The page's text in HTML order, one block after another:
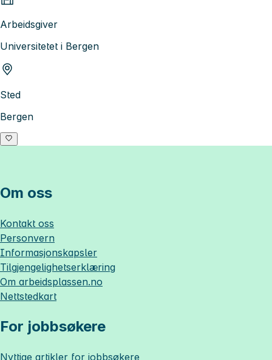
Arbeidsgiver
Universitetet i Bergen
Sted
Bergen
Om oss
Kontakt oss
Personvern
Informasjonskapsler
Tilgjengelighetserklæring
Om arbeidsplassen.no
Nettstedkart
For jobbsøkere
Nyttige artikler for jobbsøkere